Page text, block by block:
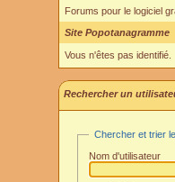
Forums pour le logiciel
Site Popotanagramme
Vous n'êtes pas identifié.
Rechercher un
Chercher et trier
Nom d'utilisateur